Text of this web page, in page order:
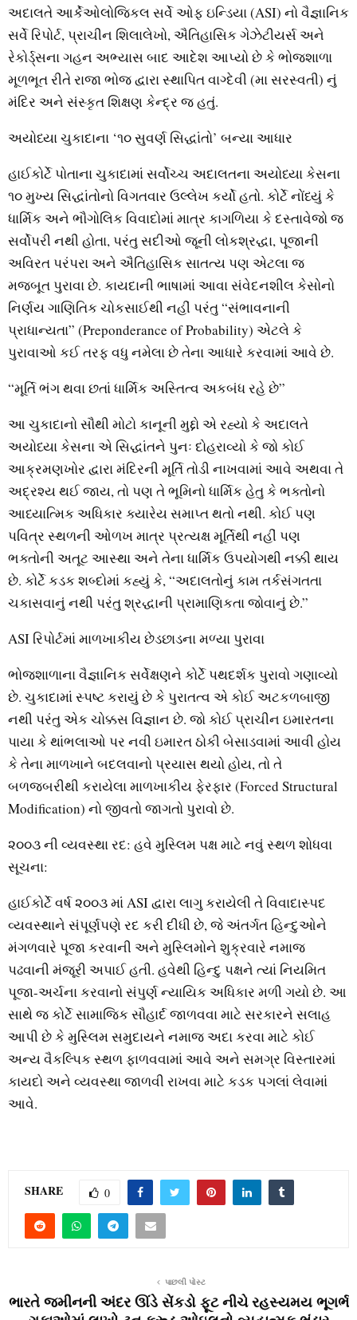
અદાલતે આર્કેઓલોજિકલ સર્વે ઓફ ઇન્ડિયા (ASI) નો વૈજ્ઞાનિક
સર્વે રિપોર્ટ, પ્રાચીન શિલાલેખો, ઐતિહાસિક ગેઝેટીયર્સ અને
રેકોર્ડ્સના ગહન અભ્યાસ બાદ આદેશ આપ્યો છે કે ભોજશાળા
મૂળભૂત રીતે રાજા ભોજ દ્વારા સ્થાપિત વાગ્દેવી (મા સરસ્વતી) નું
મંદિર અને સંસ્કૃત શિક્ષણ કેન્દ્ર જ હતું.
અયોધ્યા ચુકાદાના ‘૧૦ સુવર્ણ સિદ્ધાંતો’ બન્યા આધાર
હાઈકોર્ટે પોતાના ચુકાદામાં સર્વોચ્ચ અદાલતના અયોધ્યા કેસના
૧૦ મુખ્ય સિદ્ધાંતોનો વિગતવાર ઉલ્લેખ કર્યો હતો. કોર્ટે નોંધ્યું કે
ધાર્મિક અને ભૌગોલિક વિવાદોમાં માત્ર કાગળિયા કે દસ્તાવેજો જ
સર્વોપરી નથી હોતા, પરંતુ સદીઓ જૂની લોકશ્રદ્ધા, પૂજાની
અવિરત પરંપરા અને ઐતિહાસિક સાતત્ય પણ એટલા જ
મજબૂત પુરાવા છે. કાયદાની ભાષામાં આવા સંવેદનશીલ કેસોનો
નિર્ણય ગાણિતિક ચોકસાઈથી નહીં પરંતુ “સંભાવનાની
પ્રાધાન્યતા” (Preponderance of Probability) એટલે કે
પુરાવાઓ કઈ તરફ વધુ નમેલા છે તેના આધારે કરવામાં આવે છે.
“મૂર્તિ ભંગ થવા છતાં ધાર્મિક અસ્તિત્વ અકબંધ રહે છે”
આ ચુકાદાનો સૌથી મોટો કાનૂની મુદ્દો એ રહ્યો કે અદાલતે
અયોધ્યા કેસના એ સિદ્ધાંતને પુનઃ દોહરાવ્યો કે જો કોઈ
આક્રમણખોર દ્વારા મંદિરની મૂર્તિ તોડી નાખવામાં આવે અથવા તે
અદ્રશ્ય થઈ જાય, તો પણ તે ભૂમિનો ધાર્મિક હેતુ કે ભક્તોનો
આધ્યાત્મિક અધિકાર ક્યારેય સમાપ્ત થતો નથી. કોઈ પણ
પવિત્ર સ્થળની ઓળખ માત્ર પ્રત્યક્ષ મૂર્તિથી નહીં પણ
ભક્તોની અતૂટ આસ્થા અને તેના ધાર્મિક ઉપયોગથી નક્કી થાય
છે. કોર્ટે કડક શબ્દોમાં કહ્યું કે, “અદાલતોનું કામ તર્કસંગતતા
ચકાસવાનું નથી પરંતુ શ્રદ્ધાની પ્રામાણિકતા જોવાનું છે.”
ASI રિપોર્ટમાં માળખાકીય છેડછાડના મળ્યા પુરાવા
ભોજશાળાના વૈજ્ઞાનિક સર્વેક્ષણને કોર્ટે પથદર્શક પુરાવો ગણાવ્યો
છે. ચુકાદામાં સ્પષ્ટ કરાયું છે કે પુરાતત્વ એ કોઈ અટકળબાજી
નથી પરંતુ એક ચોક્કસ વિજ્ઞાન છે. જો કોઈ પ્રાચીન ઇમારતના
પાયા કે થાંભલાઓ પર નવી ઇમારત ઠોકી બેસાડવામાં આવી હોય
કે તેના માળખાને બદલવાનો પ્રયાસ થયો હોય, તો તે
બળજબરીથી કરાયેલા માળખાકીય ફેરફાર (Forced Structural
Modification) નો જીવતો જાગતો પુરાવો છે.
૨૦૦૩ ની વ્યવસ્થા રદ: હવે મુસ્લિમ પક્ષ માટે નવું સ્થળ શોધવા
સૂચના:
હાઈકોર્ટે વર્ષ ૨૦૦૩ માં ASI દ્વારા લાગુ કરાયેલી તે વિવાદાસ્પદ
વ્યવસ્થાને સંપૂર્ણપણે રદ કરી દીધી છે, જે અંતર્ગત હિન્દુઓને
મંગળવારે પૂજા કરવાની અને મુસ્લિમોને શુક્રવારે નમાજ
પઢવાની મંજૂરી અપાઈ હતી. હવેથી હિન્દુ પક્ષને ત્યાં નિયમિત
પૂજા-અર્ચના કરવાનો સંપુર્ણ ન્યાયિક અધિકાર મળી ગયો છે. આ
સાથે જ કોર્ટે સામાજિક સૌહાર્દ જાળવવા માટે સરકારને સલાહ
આપી છે કે મુસ્લિમ સમુદાયને નમાજ અદા કરવા માટે કોઈ
અન્ય વૈકલ્પિક સ્થળ ફાળવવામાં આવે અને સમગ્ર વિસ્તારમાં
કાયદો અને વ્યવસ્થા જાળવી રાખવા માટે કડક પગલાં લેવામાં
આવે.
SHARE 0
પાછલી પોસ્ટ
ભારતે જમીનની અંદર ઊંડે સેંકડો ફૂટ નીચે રહસ્યમય ભૂગર્ભ